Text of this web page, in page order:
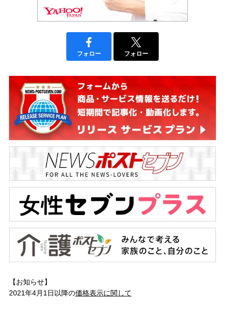
フォロー フォロー
【お知らせ】
2021年4月1日以降の価格表示に関して